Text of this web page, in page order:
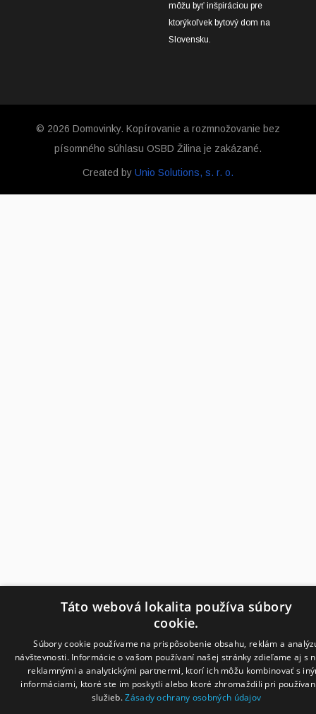
môžu byť inšpiráciou pre
ktorýkoľvek bytový dom na
Slovensku.
© 2026 Domovinky. Kopírovanie a rozmnožovanie bez
písomného súhlasu OSBD Žilina je zakázané.
Created by Unio Solutions, s. r. o.
Táto webová lokalita používa súbory
cookie.
Súbory cookie používame na prispôsobenie obsahu, reklám a
návštevnosti. Informácie o vašom používaní našej stránky zdieľame aj s
reklamnými a analytickými partnermi, ktorí ich môžu kombinovať s
informáciami, ktoré ste im poskytli alebo ktoré zhromaždili pri
služieb.Zásady ochrany osobných údajov